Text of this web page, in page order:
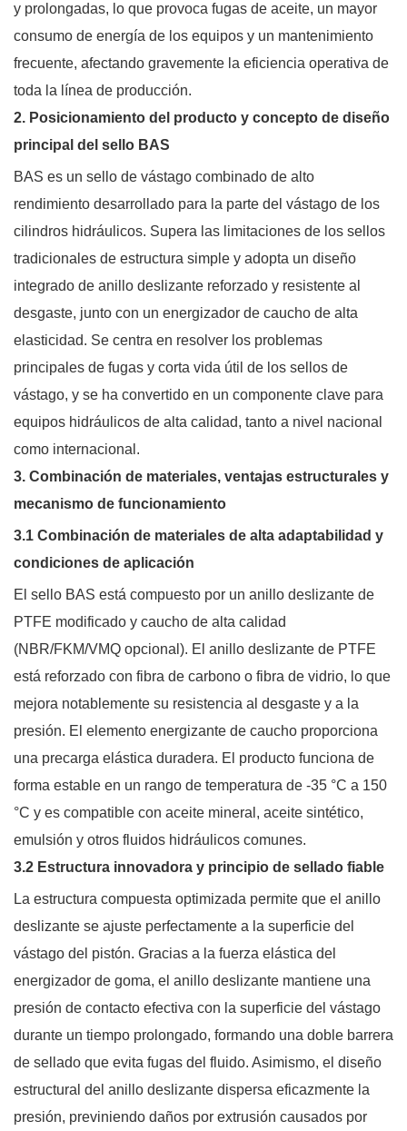
y prolongadas, lo que provoca fugas de aceite, un mayor
consumo de energía de los equipos y un mantenimiento
frecuente, afectando gravemente la eficiencia operativa de
toda la línea de producción.
2. Posicionamiento del producto y concepto de diseño
principal del sello BAS
BAS es un sello de vástago combinado de alto
rendimiento desarrollado para la parte del vástago de los
cilindros hidráulicos. Supera las limitaciones de los sellos
tradicionales de estructura simple y adopta un diseño
integrado de anillo deslizante reforzado y resistente al
desgaste, junto con un energizador de caucho de alta
elasticidad. Se centra en resolver los problemas
principales de fugas y corta vida útil de los sellos de
vástago, y se ha convertido en un componente clave para
equipos hidráulicos de alta calidad, tanto a nivel nacional
como internacional.
3. Combinación de materiales, ventajas estructurales y
mecanismo de funcionamiento
3.1 Combinación de materiales de alta adaptabilidad y
condiciones de aplicación
El sello BAS está compuesto por un anillo deslizante de
PTFE modificado y caucho de alta calidad
(NBR/FKM/VMQ opcional). El anillo deslizante de PTFE
está reforzado con fibra de carbono o fibra de vidrio, lo que
mejora notablemente su resistencia al desgaste y a la
presión. El elemento energizante de caucho proporciona
una precarga elástica duradera. El producto funciona de
forma estable en un rango de temperatura de -35 °C a 150
°C y es compatible con aceite mineral, aceite sintético,
emulsión y otros fluidos hidráulicos comunes.
3.2 Estructura innovadora y principio de sellado fiable
La estructura compuesta optimizada permite que el anillo
deslizante se ajuste perfectamente a la superficie del
vástago del pistón. Gracias a la fuerza elástica del
energizador de goma, el anillo deslizante mantiene una
presión de contacto efectiva con la superficie del vástago
durante un tiempo prolongado, formando una doble barrera
de sellado que evita fugas del fluido. Asimismo, el diseño
estructural del anillo deslizante dispersa eficazmente la
presión, previniendo daños por extrusión causados ​​por